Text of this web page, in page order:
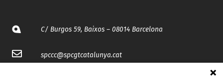
C/ Burgos 59, Baixos – 08014 Barcelona
spccc@spcgtcatalunya.cat